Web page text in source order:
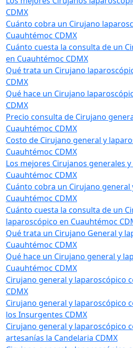
CDMX
Cuánto cobra un Cirujano
Cuauhtémoc CDMX
Cuánto cuesta la consulta de un
en Cuauhtémoc CDMX
Qué trata un Cirujano
CDMX
Qué hace un Cirujano
CDMX
Precio consulta de Cirujano
Cuauhtémoc CDMX
Costo de Cirujano general y
Cuauhtémoc CDMX
Los mejores Cirujanos generales
Cuauhtémoc CDMX
Cuánto cobra un Cirujano general
Cuauhtémoc CDMX
Cuánto cuesta la consulta de un
laparoscópico en Cuauhtémoc
Qué trata un Cirujano General y
Cuauhtémoc CDMX
Qué hace un Cirujano general y
Cuauhtémoc CDMX
Cirujano general y laparoscópico
CDMX
Cirujano general y laparoscópico
los Insurgentes CDMX
Cirujano general y laparoscópico
artesanías la Candelaria CDMX